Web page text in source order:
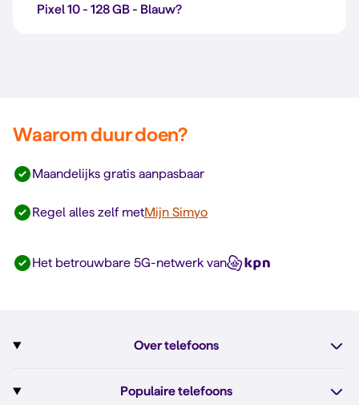
Pixel 10 - 128 GB- Blauw?
Waarom duur doen?
Maandelijks gratis aanpasbaar
Regel alles zelf metMijn Simyo
Het betrouwbare 5G-netwerk van
Over telefoons
Populaire telefoons